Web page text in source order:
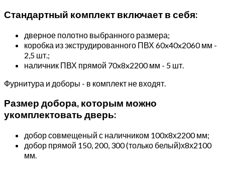
Стандартный комплект включает в себя:
дверное полотно выбранного размера;
коробка из экструдированного ПВХ 60x40x2060 мм -
2,5 шт.;
наличник ПВХ прямой 70x8x2200 мм - 5 шт.
Фурнитура и доборы - в комплект не входят.
Размер добора, которым можно
укомплектовать дверь:
добор совмещеный с наличником 100х8х2200 мм;
добор прямой 150, 200, 300 (только белый)х8х2100
мм.